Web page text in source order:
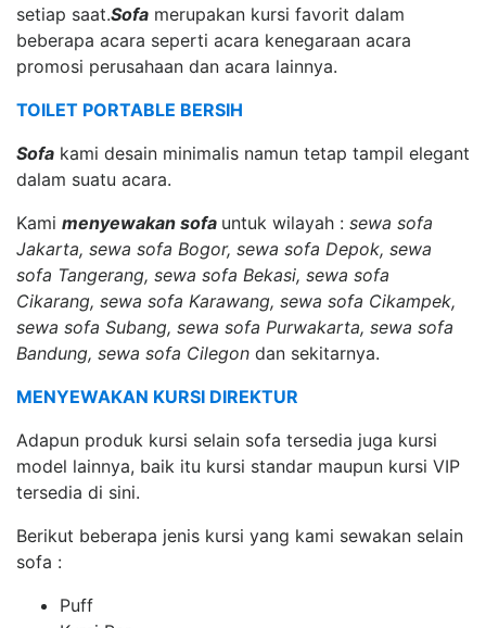
setiap saat.Sofa merupakan kursi favorit dalam
beberapa acara seperti acara kenegaraan acara
promosi perusahaan dan acara lainnya.
TOILET PORTABLE BERSIH
Sofa kami desain minimalis namun tetap tampil elegant
dalam suatu acara.
Kami menyewakan sofa untuk wilayah : sewa sofa
Jakarta, sewa sofa Bogor, sewa sofa Depok, sewa
sofa Tangerang, sewa sofa Bekasi, sewa sofa
Cikarang, sewa sofa Karawang, sewa sofa Cikampek,
sewa sofa Subang, sewa sofa Purwakarta, sewa sofa
Bandung, sewa sofa Cilegon dan sekitarnya.
MENYEWAKAN KURSI DIREKTUR
Adapun produk kursi selain sofa tersedia juga kursi
model lainnya, baik itu kursi standar maupun kursi VIP
tersedia di sini.
Berikut beberapa jenis kursi yang kami sewakan selain
sofa :
Puff